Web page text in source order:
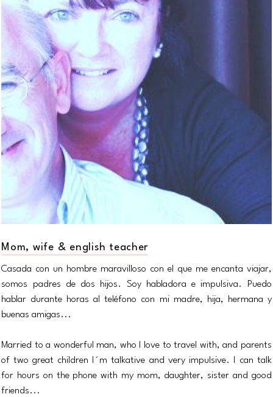
Mom, wife & english teacher
Casada con un hombre maravilloso con el que me encanta viajar,
somos padres de dos hijos. Soy habladora e impulsiva. Puedo
hablar durante horas al teléfono con mi madre, hija, hermana y
buenas amigas...
Married to a wonderful man, who I love to travel with, and parents
of two great children I´m talkative and very impulsive. I can talk
for hours on the phone with my mom, daughter, sister and good
friends...